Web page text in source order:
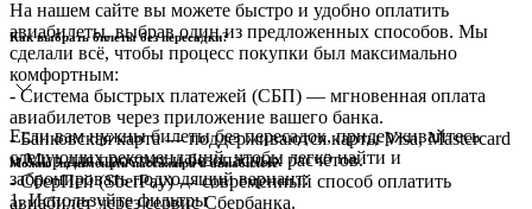
На нашем сайте вы можете быстро и удобно оплатить
авиабилеты, выбрав один из предложенных способов. Мы
сделали всё, чтобы процесс покупки был максимально
комфортным:
- Система быстрых платежей (СБП) — мгновенная оплата
авиабилетов через приложение вашего банка.
- Банковская карта — поддерживаются карты Visa, Mastercard
и Мир для простых и безопасных расчётов.
- СберПей (SberPay) — современный способ оплатить
авиабилет через сервис Сбербанка.
Как выбрать билеты без пересадки?
Если вам нужны билеты без пересадок, придерживайтесь
следующих рекомендаций, чтобы легко найти и
забронировать подходящий вариант:
1. Используйте фильтры
Можно ли изменить пассажира в авиабилете